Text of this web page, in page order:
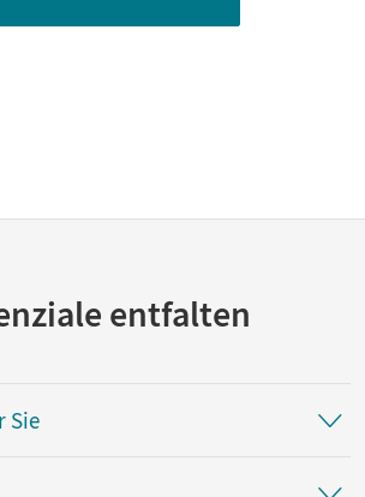
entfalten
Sie